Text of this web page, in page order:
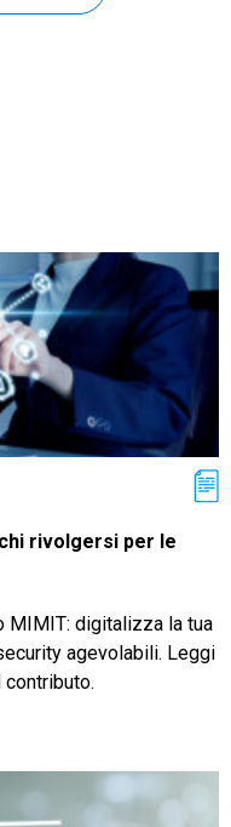
rivolgersi per le
MIMIT: digitalizza la tua
agevolabili. Leggi